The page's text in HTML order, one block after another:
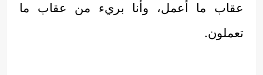
عقاب ما أعمل، وأنا بريء من عقاب ما
تعملون.